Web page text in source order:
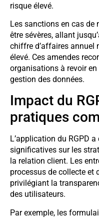
risque élevé.
Les sanctions en cas de
être sévères, allant
chiffre d’affaires annuel
élevé. Ces amendes
organisations à revoir
gestion des données.
Impact du
pratiques
L’application du RGPD
significatives sur les
la relation client. Les
processus de collecte et
privilégiant la
des utilisateurs.
Par exemple, les